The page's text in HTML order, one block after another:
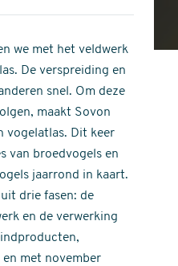
we met het veldwerk
De verspreiding en
snel. Om deze
maakt Sovon
vogelatlas. Dit keer
van broedvogels en
jaarrond in kaart.
drie fasen: de
en de verwerking
en met november